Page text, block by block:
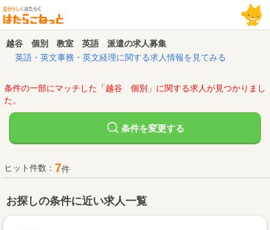
越谷 個別 教室 英語 派遣の求人募集
英語・英文事務・英文経理に関する求人情報を見てみる
条件の一部にマッチした「越谷 個別」に関する求人が見つかりまし
た。
条件を変更する
ヒット件数： 7件
お探しの条件に近い求人一覧